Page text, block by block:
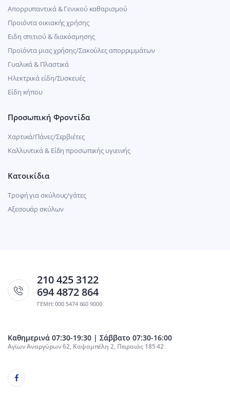
Απορρυπαντικά & Γενικού καθαρισμού
Προιόντα οικιακής χρήσης
Ειδη σπιτιού & διακόσμησης
Προϊόντα μιας χρήσης/Σακούλες απορριμμάτων
Γυαλικά & Πλαστικά
Ηλεκτρικά είδη/Συσκευές
Είδη κήπου
Προσωπική Φροντίδα
Χαρτικά/Πάνες/Σερβιέτες
Καλλυντικά & Είδη προσωπικής υγιεινής
Κατοικίδια
Τροφή για σκύλους/γάτες
Αξεσουάρ σκύλων
210 425 3122
694 4872 864
ΓΕΜΗ: 000 5474 660 9000
Καθημερινά 07:30-19:30 | Σάββατο 07:30-16:00
Αγίων Αναργύρων 62, Καψαμπέλη 2, Πειραιάς 185 42